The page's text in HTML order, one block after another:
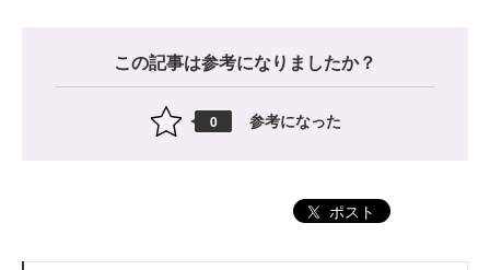
この記事は参考になりましたか？
0 参考になった
ポスト